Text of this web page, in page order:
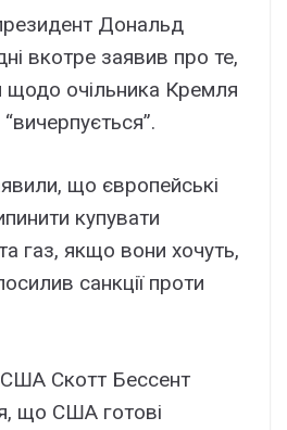
Дональд
вкотре заявив про те,
щодо очільника Кремля
що європейські
купувати
газ, якщо вони хочуть,
санкції проти
США Скотт Бессент
що США готові